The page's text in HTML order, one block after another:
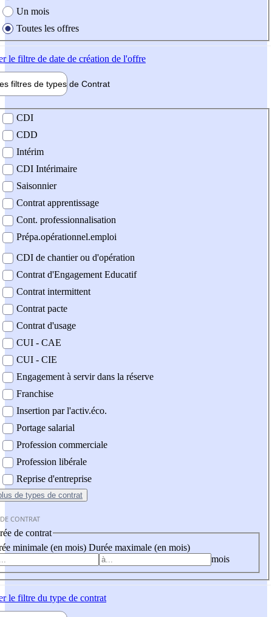
Un mois
Toutes les offres
le filtre de date de création de l'offre
filtres de types de Contrat
contrat
CDI
CDD
Intérim
CDI Intérimaire
Saisonnier
Contrat apprentissage
Cont. professionnalisation
Prépa.opérationnel.emploi
CDI de chantier ou d'opération
Contrat d'Engagement Educatif
Contrat intermittent
Contrat pacte
Contrat d'usage
CUI - CAE
CUI - CIE
Engagement à servir dans la réserve
Franchise
Insertion par l'activ.éco.
Portage salarial
Profession commerciale
Profession libérale
Reprise d'entreprise
de types de contrat
CONTRAT
de contrat
minimale (en mois) Durée maximale (en mois)
mois
le filtre du type de contrat